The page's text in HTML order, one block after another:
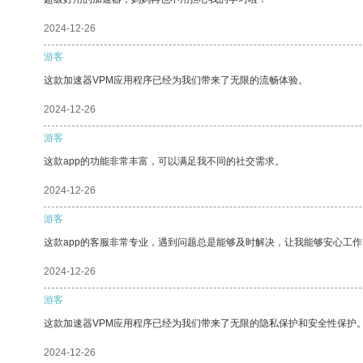
2024-12-26
游客
这款加速器VPM应用程序已经为我们带来了无限的流畅体验。
2024-12-26
游客
这款app的功能非常丰富，可以满足我不同的社交需求。
2024-12-26
游客
这款app的客服非常专业，遇到问题总是能够及时解决，让我能够安心工
2024-12-26
游客
这款加速器VPM应用程序已经为我们带来了无限的隐私保护和安全性保护
2024-12-26